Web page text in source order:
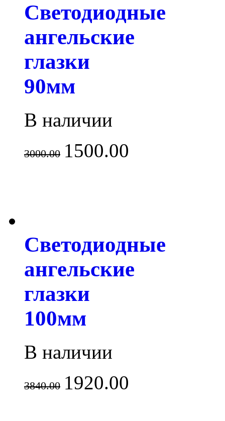
Светодиодные
ангельские
глазки
90мм
В наличии
3000.00 1500.00
Светодиодные
ангельские
глазки
100мм
В наличии
3840.00 1920.00